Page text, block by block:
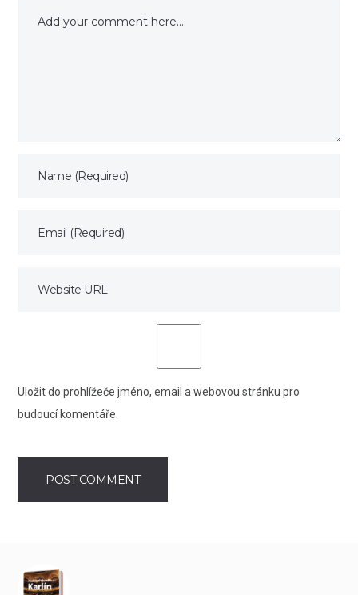
Uložit do prohlížeče jméno, email a webovou stránku pro
budoucí komentáře.